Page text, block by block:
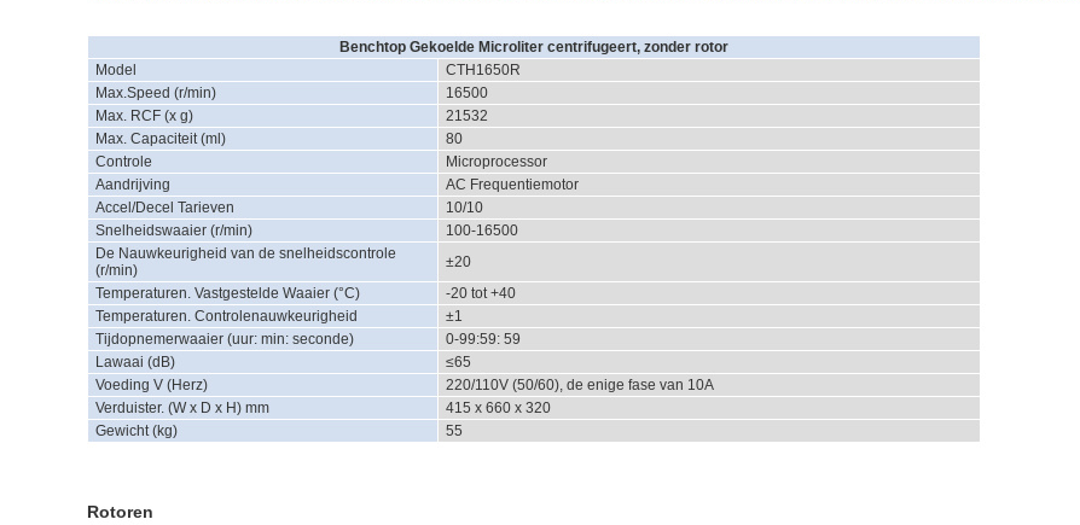
Benchtop Gekoelde Microliter centrifugeert, zonder rotor
Model
CTH1650R
Max.Speed (r/min)
16500
Max. RCF (x g)
21532
Max. Capaciteit (ml)
80
Controle
Microprocessor
Aandrijving
AC Frequentiemotor
Accel/Decel Tarieven
10/10
Snelheidswaaier (r/min)
100-16500
De Nauwkeurigheid van de snelheidscontrole
(r/min)
±20
Temperaturen. Vastgestelde Waaier (°C)
-20 tot +40
Temperaturen. Controlenauwkeurigheid
±1
Tijdopnemerwaaier (uur: min: seconde)
0-99:59: 59
Lawaai (dB)
≤65
Voeding V (Herz)
220/110V (50/60), de enige fase van 10A
Verduister. (W x D x H) mm
415 x 660 x 320
Gewicht (kg)
55
Rotoren